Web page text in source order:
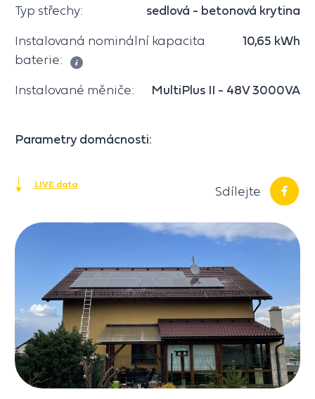
Typ střechy: sedlová - betonová krytina
Instalovaná nominální kapacita
baterie:
10,65 kWh
Instalované měniče: MultiPlus II - 48V 3000VA
Parametry domácnosti:
LIVE data Sdílejte